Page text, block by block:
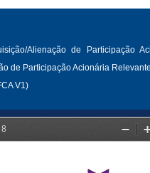
Alienação de Participação
de Participação Acionária
V1)